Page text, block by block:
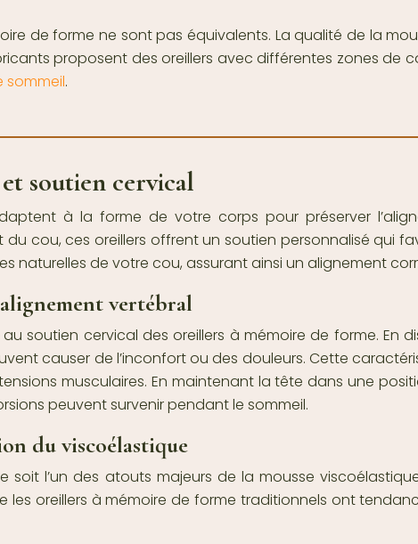
de forme ne sont pas équivalents. La qualité de la
proposent des oreillers avec différentes zones
sommeil.
soutien cervical
à la forme de votre corps pour préserver
cou, ces oreillers offrent un soutien personnalisé qui
naturelles de votre cou, assurant ainsi un alignement
vertébral
soutien cervical des oreillers à mémoire de forme. En
causer de l’inconfort ou des douleurs. Cette
musculaires. En maintenant la tête dans une
peuvent survenir pendant le sommeil.
du viscoélastique
soit l’un des atouts majeurs de la mousse
les oreillers à mémoire de forme traditionnels ont